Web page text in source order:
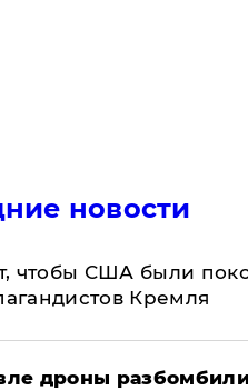
новости
чтобы США были
Кремля
дроны